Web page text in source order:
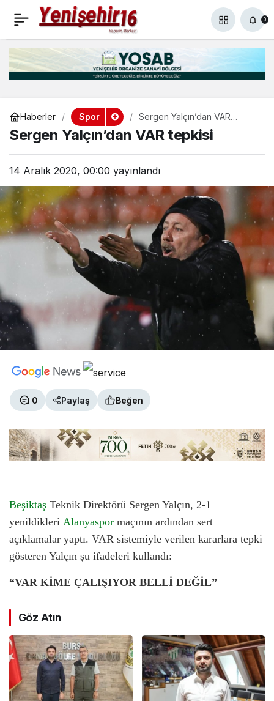
0
Haberler Spor
Sergen Yalçın’dan VAR
Sergen Yalçın’dan VAR tepkisi
14 Aralık 2020, 00:00 yayınlandı
0 Paylaş Beğen
Beşiktaş Teknik Direktörü Sergen Yalçın, 2-1
yenildikleriAlanyaspor maçının ardından sert
açıklamalar yaptı. VAR sistemiyle verilen kararlara tepki
gösteren Yalçın şu ifadeleri kullandı:
“VAR KİME ÇALIŞIYOR BELLİ DEĞİL”
Göz Atın
Otto Bariç koronavirüs
nedeniyle vefat etti
0 Paylaş